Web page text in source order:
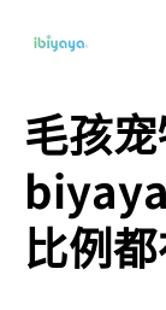
毛孩
比例